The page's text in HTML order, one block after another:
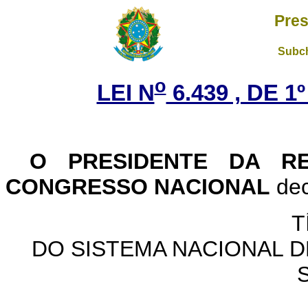
LEI No6.439 , DE
O PRESIDENTE DA
CONGRESSO NACIONAL
DO SISTEMA NACIONAL